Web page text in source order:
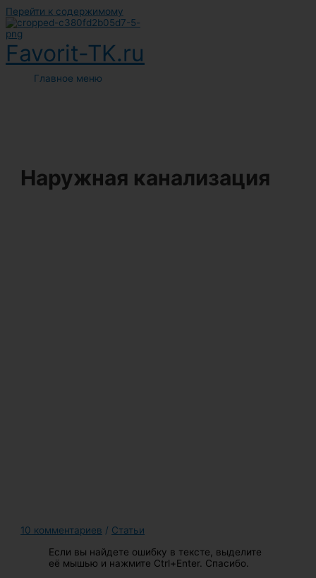
Перейти к содержимому
Favorit-TK.ru
Главное меню
Наружная канализация
10 комментариев / Статьи
Если вы найдете ошибку в тексте, выделите
её мышью и нажмите Ctrl+Enter. Спасибо.